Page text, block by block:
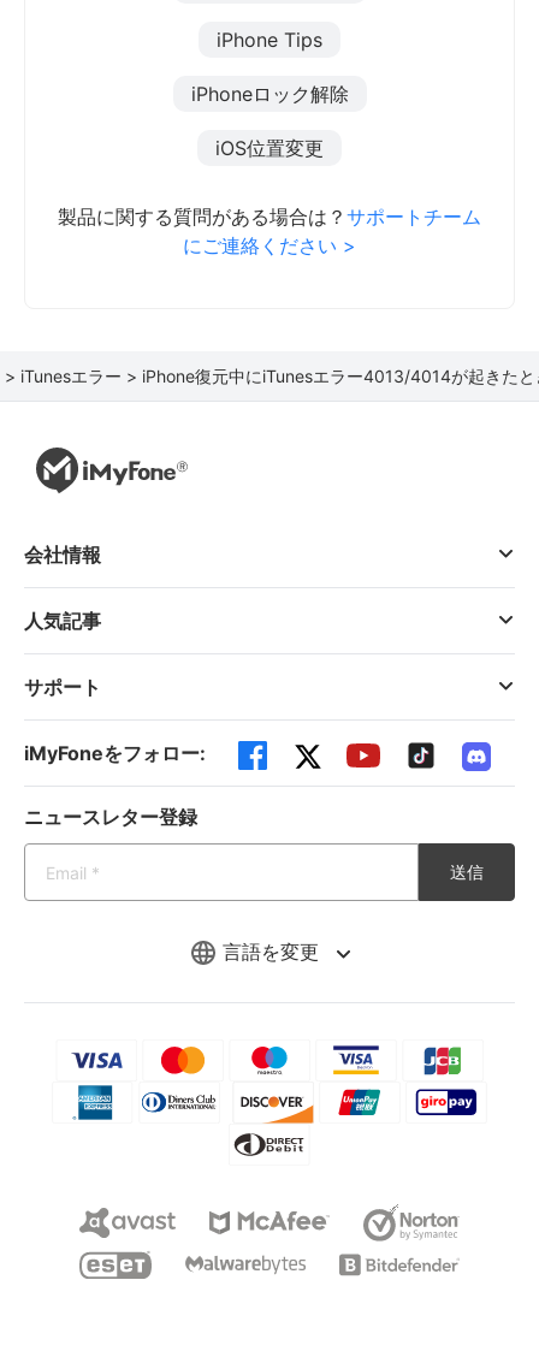
iPhone Tips
iPhoneロック解除
iOS位置変更
製品に関する質問がある場合は？ サポートチーム
にご連絡ください >
> iTunesエラー > iPhone復元中にiTunesエラー4013/4014が起きたと
言語を変更
会社情報
人気記事
サポート
iMyFoneをフォロー:
ニュースレター登録
送信